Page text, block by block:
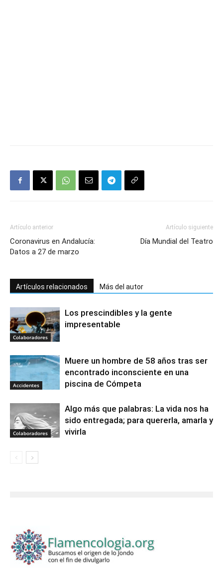
Artículo anterior
Coronavirus en Andalucía:
Datos a 27 de marzo
Artículo siguiente
Día Mundial del Teatro
Artículos relacionados Más del autor
Colaboradores
Los prescindibles y la gente
impresentable
Accidentes
Muere un hombre de 58 años tras ser
encontrado inconsciente en una
piscina de Cómpeta
Colaboradores
Algo más que palabras: La vida nos ha
sido entregada; para quererla, amarla y
vivirla